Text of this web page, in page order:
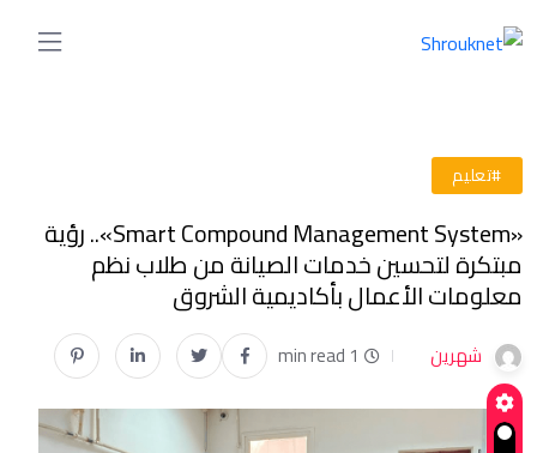
#تعليم
«Smart Compound Management System».. رؤية
مبتكرة لتحسين خدمات الصيانة من طلاب نظم
معلومات الأعمال بأكاديمية الشروق
شهرين 1 min read